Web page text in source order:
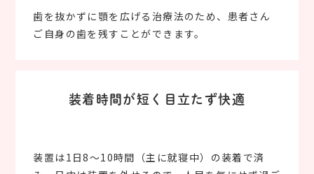
歯を抜かずに顎を広げる治療法のため、患者さん
ご自身の歯を残すことができます。
装着時間が短く目立たず快適
装置は1日8〜10時間（主に就寝中）の装着で済